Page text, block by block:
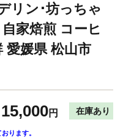
リン･坊っちゃ
家焙煎 コーヒ
愛媛県 松山市
15,000円 在庫あり
ります。